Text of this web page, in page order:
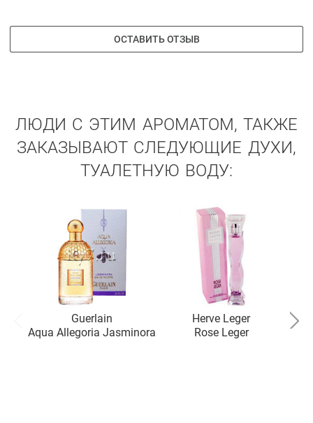
ОСТАВИТЬ ОТЗЫВ
ЛЮДИ С ЭТИМ АРОМАТОМ, ТАКЖЕ
ЗАКАЗЫВАЮТ СЛЕДУЮЩИЕ ДУХИ,
ТУАЛЕТНУЮ ВОДУ:
Guerlain
Aqua Allegoria Jasminora
Herve Leger
Rose Leger